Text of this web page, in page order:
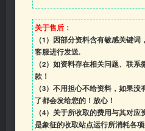
关于售后：
（1）因部分资料含有敏感关键
客服进行发送.
（2）如资料存在相关问题、联
款！
（3） 不用担心不给资料，如果没
了都会发给您的！放心！
（4） 关于所收取的费用与其对应
是象征的收取站点运行所消耗各